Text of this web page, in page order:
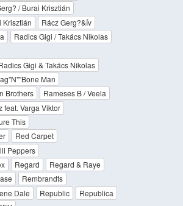
/ Burai Krisztián
Krisztián
Rácz Gerg?&Ív
Radics Gigi / Takács Nikolas
Gigi & Takács Nikolas
Man
Brothers
Rameses B / Veela
feat. Varga Viktor
This
Red Carpet
Peppers
Regard
Regard & Raye
Rembrandts
Dale Republic
Republica